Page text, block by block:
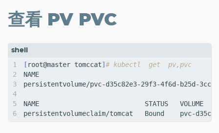
查看 PV PVC
4
6
[root@master tomccat] # kubectl  get  pv,pvc